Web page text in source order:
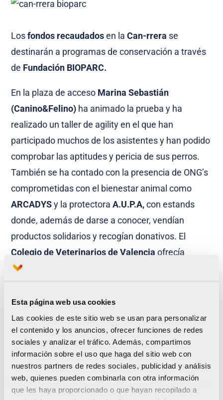
Esta página web usa cookies
Las cookies de este sitio web se usan para personalizar
el contenido y los anuncios, ofrecer funciones de redes
sociales y analizar el tráfico. Además, compartimos
información sobre el uso que haga del sitio web con
nuestros partners de redes sociales, publicidad y análisis
web, quienes pueden combinarla con otra información
que les haya proporcionado o que hayan recopilado a
Losfondos recaudadosen laCan-rrera se
destinarán a programas de conservación a través
de Fundación BIOPARC.
En la plaza de acceso Marina Sebastián
(Canino&Felino) ha animado la prueba y ha
realizado un taller de agility en el que han
participado muchos de los asistentes y han podido
comprobar las aptitudes y pericia de sus perros.
También se ha contado con la presencia de ONG’s
comprometidas con el bienestar animal como
ARCADYSy la protectora A.U.P.A,con estands
donde, además de darse a conocer, vendían
productos solidarios y recogían donativos. El
Colegio de Veterinarios de Valencia ofrecía
interesante información sobre los cuidados de las
podían asistir todos los visitantes de BIOPARC.
Algunas personas han colaborado de forma
simbólica con suDorsal 0y todos los participantes
han recibido una bolsa conproductos de los
patrocinadores
además de la
camiseta
conmemorativay unpañuelo rojo para sus